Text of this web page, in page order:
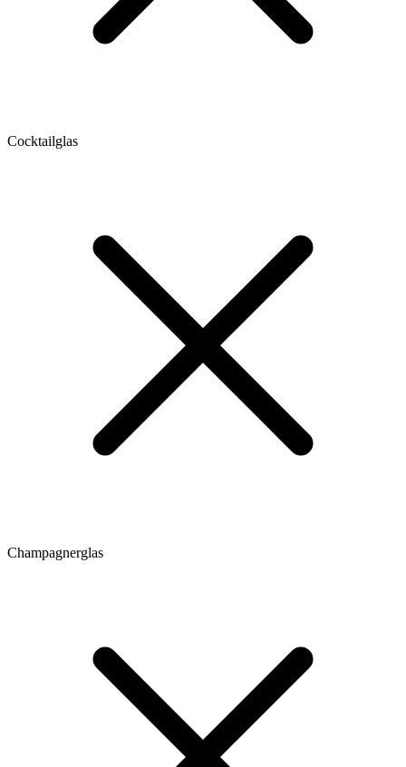
Cocktailglas
Champagnerglas